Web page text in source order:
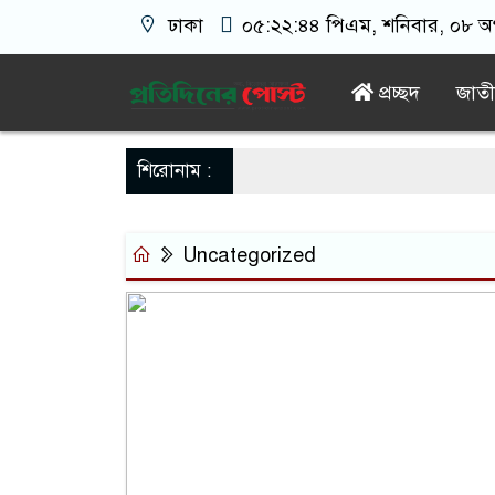
ঢাকা ০৫:২২:৪৫ পিএম, শনিবার, ০৮
প্রচ্ছদ
শিরোনাম :
Uncategorized